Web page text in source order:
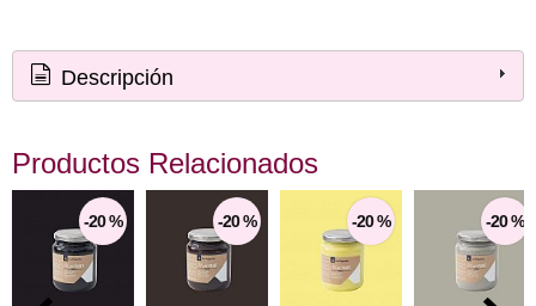
Descripción
Productos Relacionados
-20 % -20 % -20 % -20 %